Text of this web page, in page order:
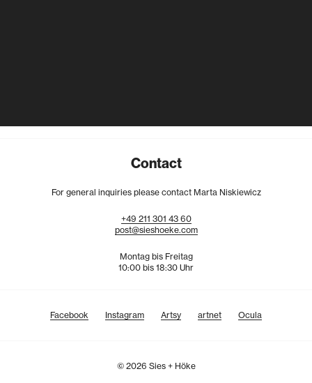
Contact
For general inquiries please contact Marta Niskiewicz
+49 211 301 43 60
post@sieshoeke.com
Montag bis Freitag
10:00 bis 18:30 Uhr
Facebook Instagram Artsy artnet Ocula
© 2026 Sies + Höke